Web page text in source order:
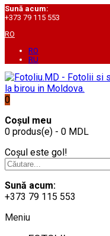
Sună acum:
+373 79 115 553
RO
RO
RU
0
Coșul meu
0 produs(e) - 0 MDL
Coșul este gol!
Sună acum:
+373 79 115 553
Meniu